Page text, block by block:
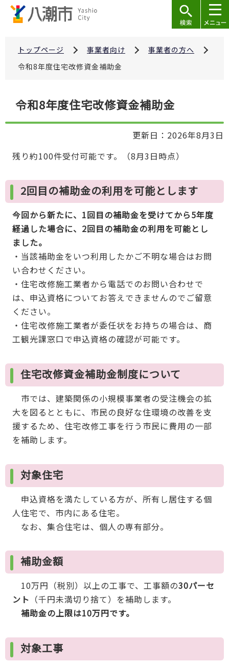
トップページ 事業者向け
事業者の方へ
令和8年度住宅改修資金補助金
こ
ら
令和8年度住宅改修資金補助金
更新日：2026年8月3日
残り約100件受付可能です。（8月3日時点）
2回目の補助金の利用を可能とします
今回から新たに、1回目の補助金を受けてから5年度
経過した場合に、2回目の補助金の利用を可能とし
ました。
・当該補助金をいつ利用したかご不明な場合はお問
い合わせください。
・住宅改修施工業者から電話でのお問い合わせで
は、申込資格についてお答えできませんのでご留意
ください。
・住宅改修施工業者が委任状をお持ちの場合は、商
工観光課窓口で申込資格の確認が可能です。
住宅改修資金補助金制度について
市では、建築関係の小規模事業者の受注機会の拡
大を図るとともに、市民の良好な住環境の改善を支
援するため、住宅改修工事を行う市民に費用の一部
を補助します。
対象住宅
申込資格を満たしている方が、所有し居住する個
人住宅で、市内にある住宅。
なお、集合住宅は、個人の専有部分。
補助金額
10万円（税別）以上の工事で、工事額の30パーセ
ント （千円未満切り捨て）を補助します。
補助金の上限は10万円です。
対象工事